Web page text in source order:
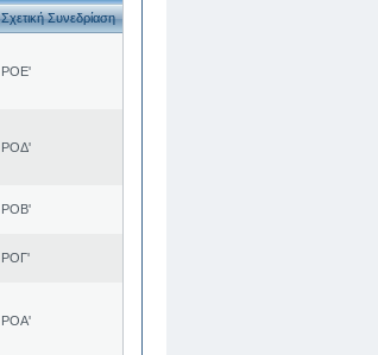
Σχετική Συνεδρίαση
ΡΟΕ'
ΡΟΔ'
ΡΟΒ'
ΡΟΓ'
ΡΟΑ'